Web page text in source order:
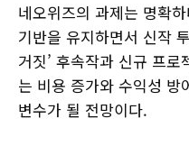
네오위즈의 과제는 명확
기반을 유지하면서 신작
거짓’ 후속작과 신규 프
는 비용 증가와 수익성 방
변수가 될 전망이다.